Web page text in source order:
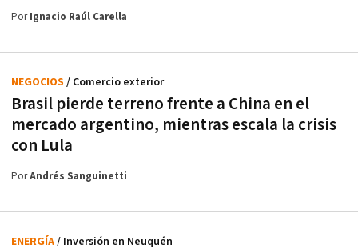
PorIgnacio Raúl Carella
Brasil pierde terreno frente a China en el
mercado argentino, mientras escala la crisis
con Lula
NEGOCIOS / Comercio exterior
PorAndrés Sanguinetti
ENERGÍA/ Inversión en Neuquén